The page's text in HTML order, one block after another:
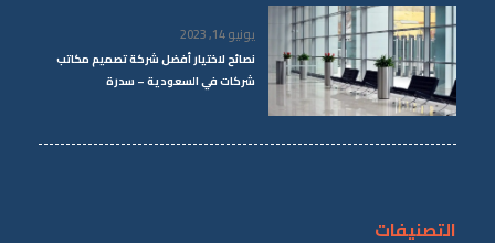
يونيو 14, 2023
نصائح لاختيار أفضل شركة تصميم مكاتب
شركات في السعودية – سدرة
التصنيفات